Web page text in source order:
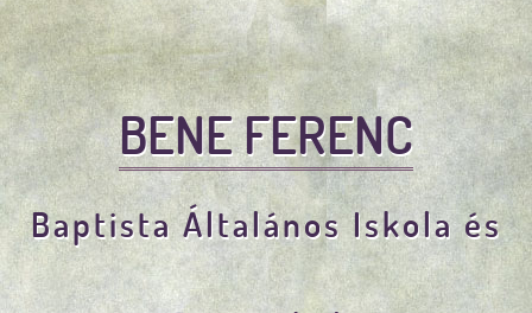
BENE FERENC
Baptista Általános Iskola és